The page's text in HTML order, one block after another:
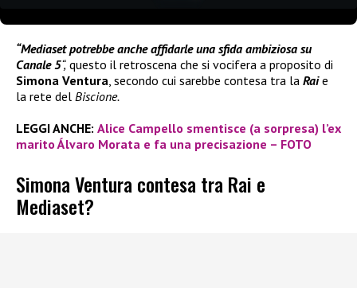
“Mediaset potrebbe anche affidarle una sfida ambiziosa su
Canale 5“, questo il retroscena che si vocifera a proposito di
Simona Ventura , secondo cui sarebbe contesa tra la Raie
la rete del Biscione.
LEGGI ANCHE: Alice Campello smentisce (a sorpresa) l’ex
marito Álvaro Morata e fa una precisazione – FOTO
Simona Ventura contesa tra Rai e
Mediaset?